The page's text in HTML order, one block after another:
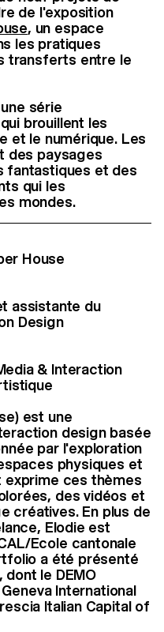
de l'exposition
, un espace
les pratiques
transferts entre le
série
brouillent les
et le numérique. Les
des paysages
fantastiques et des
qui les
mondes.
House
assistante du
Design
& Interaction
est une
design basée
par l'exploration
physiques et
exprime ces thèmes
des vidéos et
créatives. En plus de
Elodie est
Ecole cantonale
a été présenté
le DEMO
International
Italian Capital of